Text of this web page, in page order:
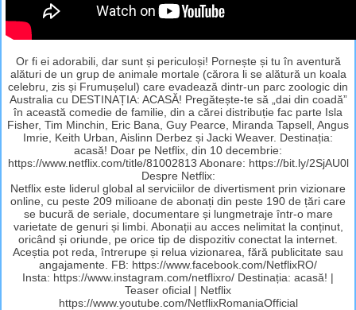
Or fi ei adorabili, dar sunt și periculoși! Pornește și tu în aventură
alături de un grup de animale mortale (cărora li se alătură un koala
celebru, zis și Frumușelul) care evadează dintr-un parc zoologic din
Australia cu DESTINAȚIA: ACASĂ! Pregătește-te să „dai din coadă”
în această comedie de familie, din a cărei distribuție fac parte Isla
Fisher, Tim Minchin, Eric Bana, Guy Pearce, Miranda Tapsell, Angus
Imrie, Keith Urban, Aislinn Derbez și Jacki Weaver. Destinația:
acasă! Doar pe Netflix, din 10 decembrie:
https://www.netflix.com/title/81002813 Abonare: https://bit.ly/2SjAU0l
Despre Netflix:
Netflix este liderul global al serviciilor de divertisment prin vizionare
online, cu peste 209 milioane de abonați din peste 190 de țări care
se bucură de seriale, documentare și lungmetraje într-o mare
varietate de genuri și limbi. Abonații au acces nelimitat la conținut,
oricând și oriunde, pe orice tip de dispozitiv conectat la internet.
Aceștia pot reda, întrerupe și relua vizionarea, fără publicitate sau
angajamente. FB: https://www.facebook.com/NetflixRO/
Insta: https://www.instagram.com/netflixro/ Destinația: acasă! |
Teaser oficial | Netflix
https://www.youtube.com/NetflixRomaniaOfficial